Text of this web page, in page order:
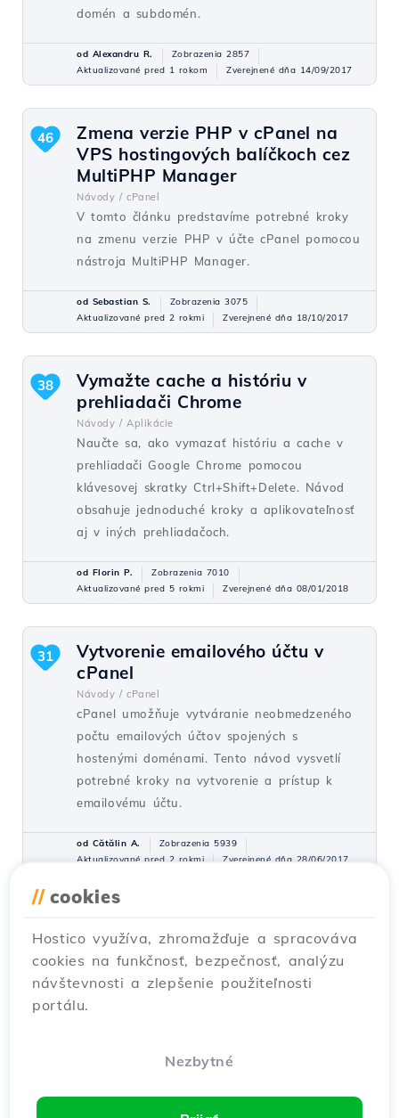
domén a subdomén.
od Alexandru R.
Zobrazenia 2857
Aktualizované pred 1 rokom
Zverejnené dňa 14/09/2017
Zmena verzie PHP v cPanel na
VPS hostingových balíčkoch cez
MultiPHP Manager
Návody / cPanel
V tomto článku predstavíme potrebné kroky
na zmenu verzie PHP v účte cPanel pomocou
nástroja MultiPHP Manager.
46
od Sebastian S.
Zobrazenia 3075
Aktualizované pred 2 rokmi
Zverejnené dňa 18/10/2017
Vymažte cache a históriu v
prehliadači Chrome
Návody / Aplikácie
Naučte sa, ako vymazať históriu a cache v
prehliadači Google Chrome pomocou
klávesovej skratky Ctrl+Shift+Delete. Návod
obsahuje jednoduché kroky a aplikovateľnosť
aj v iných prehliadačoch.
38
od Florin P.
Zobrazenia 7010
Aktualizované pred 5 rokmi
Zverejnené dňa 08/01/2018
Vytvorenie emailového účtu v
cPanel
Návody / cPanel
cPanel umožňuje vytváranie neobmedzeného
počtu emailových účtov spojených s
hostenými doménami. Tento návod vysvetlí
potrebné kroky na vytvorenie a prístup k
emailovému účtu.
31
od Cătălin A.
Zobrazenia 5939
Aktualizované pred 2 rokmi
Zverejnené dňa 28/06/2017
WordPress-e
Návody / WordPress
Naučte sa, ako nainštalovať certifikát SSL vo
WordPress, zabezpečte automatické
jednoduchých krokov!
Zobrazenia 8145
// cookies
Hostico využíva, zhromažďuje a spracováva
cookies na funkčnosť, bezpečnosť, analýzu
návštevnosti a zlepšenie použiteľnosti
portálu.
Nezbytné